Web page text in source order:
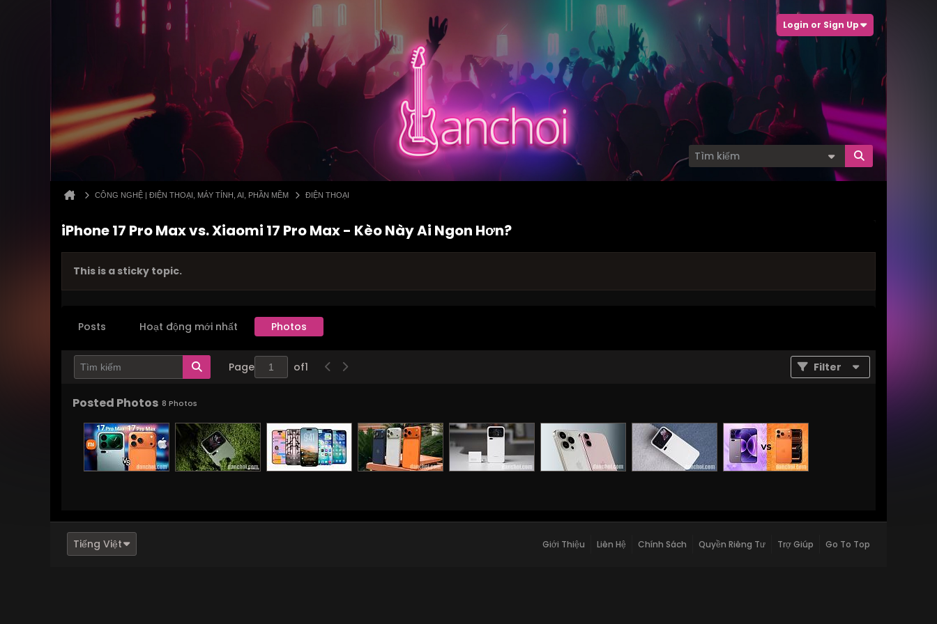
Login or Sign Up
CÔNG NGHỆ | ĐIỆN THOẠI, MÁY TÍNH, AI, PHẦN MỀM ĐIỆN THOẠI
iPhone 17 Pro Max vs. Xiaomi 17 Pro Max - Kèo Này Ai Ngon Hơn?
This is a sticky topic.
Posts Hoạt động mới nhất Photos
Page of1 Filter
Posted Photos 8 Photos
Tiếng Việt Giới Thiệu Liên Hệ Chính Sách Quyền Riêng Tư Trợ Giúp Go To Top